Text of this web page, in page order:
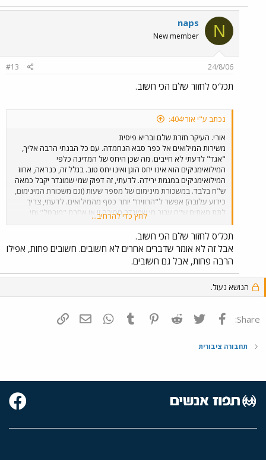
N
naps
New member
24/8/06
#13
תכל'ס לחזור שלם הכי חשוב.
נכתב ע"י אורי404:
אורי. העיקר חזרת שלם ובריא פיסית
משירות המילואים אל כפר סבא הנחמדה. עם כל הבנתי הרבה אליך,
"אגד" לדעתי לא חייבים. מה שכן היחס של המדינה כלפי
המילואימניקים הוא אינו יחס הוגן ואינו יחס טוב. בגלל זה, כנראה, אחוז
המילואימניקים במגמת ירידה. לדעתי, זה דפוק שמי שמוגדר יקבל כמאה
ש"ח בלבד. במשכורת מינימום של מספר שעות (וגם משכורת המינימום,
כידוע עלובה) אפשר ל"הרוויח" יותר כסף מהמילואים. לדעתי, צריך
לתת מאתים ש"ח עבור מי שמוגדר מסיבה זו או אחרת "מובטל" ומי
שעובדים יש לזכות אותם בביטוח הלאומי ובמס ההכנסה ושזה יהיה צ'ופר
לאנשים שעומדים בנטל ואף מקריבים את עצמם.
לחץ כדי להרחיב...
תכל'ס לחזור שלם הכי חשוב.
אבל זה לא אומר שדברים אחרים לא חשובים. חשובים פחות, אפילו
הרבה פחות, אבל גם חשובים.
הנושא נעול.
Share: פייסבוק Twitter
Reddit
Pinterest
Tumblr
WhatsAppדואר אלקטרוני
תחבורה ציבורית